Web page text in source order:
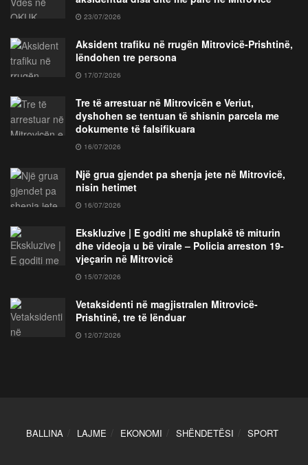
23/07/2026
Aksident trafiku në rrugën Mitrovicë-Prishtinë,
lëndohen tre persona
17/07/2026
Tre të arrestuar në Mitrovicën e Veriut,
dyshohen se tentuan të shisnin parcela me
dokumente të falsifikuara
16/07/2026
Një grua gjendet pa shenja jete në Mitrovicë,
nisin hetimet
16/07/2026
Ekskluzive | E goditi me shuplakë të miturin
dhe videoja u bë virale – Policia arreston 19-
vjeçarin në Mitrovicë
15/07/2026
Vetaksidenti në magjistralen Mitrovicë-
Prishtinë, tre të lënduar
12/07/2026
BALLINA LAJME EKONOMI SHËNDETËSI SPORT